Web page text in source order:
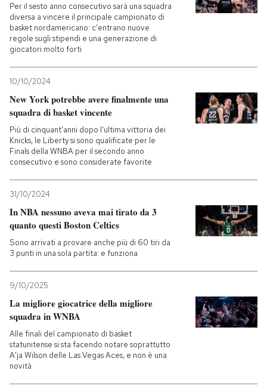
Per il sesto anno consecutivo sarà una squadra
diversa a vincere il principale campionato di
basket nordamericano: c'entrano nuove
regole sugli stipendi e una generazione di
giocatori molto forti
10/10/2024
New York potrebbe avere finalmente una
squadra di basket vincente
Più di cinquant'anni dopo l'ultima vittoria dei
Knicks, le Liberty si sono qualificate per le
Finals della WNBA per il secondo anno
consecutivo e sono considerate favorite
31/10/2024
In NBA nessuno aveva mai tirato da 3
quanto questi Boston Celtics
Sono arrivati a provare anche più di 60 tiri da
3 punti in una sola partita: e funziona
9/10/2025
La migliore giocatrice della migliore
squadra in WNBA
Alle finali del campionato di basket
statunitense si sta facendo notare soprattutto
A'ja Wilson delle Las Vegas Aces, e non è una
novità